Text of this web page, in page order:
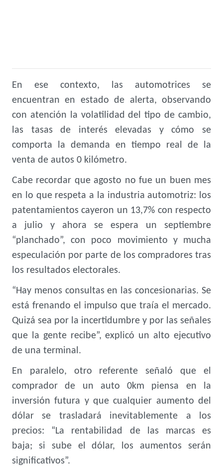
En ese contexto, las automotrices se
encuentran en estado de alerta, observando
con atención la volatilidad del tipo de cambio,
las tasas de interés elevadas y cómo se
comporta la demanda en tiempo real de la
venta de autos 0 kilómetro.
Cabe recordar que agosto no fue un buen mes
en lo que respeta a la industria automotriz: los
patentamientos cayeron un 13,7% con respecto
a julio y ahora se espera un septiembre
“planchado”, con poco movimiento y mucha
especulación por parte de los compradores tras
los resultados electorales.
“Hay menos consultas en las concesionarias. Se
está frenando el impulso que traía el mercado.
Quizá sea por la incertidumbre y por las señales
que la gente recibe”, explicó un alto ejecutivo
de una terminal.
En paralelo, otro referente señaló que el
comprador de un auto 0km piensa en la
inversión futura y que cualquier aumento del
dólar se trasladará inevitablemente a los
precios: “La rentabilidad de las marcas es
baja; si sube el dólar, los aumentos serán
significativos”.